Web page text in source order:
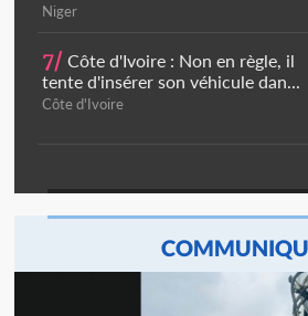
Niger
7/ Côte d'Ivoire : Non en règle, il
tente d'insérer son véhicule dan...
Côte d'Ivoire